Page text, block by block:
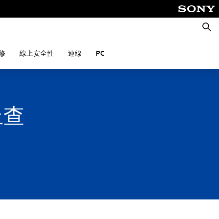
搜
尋
線上安全性 連線 PC